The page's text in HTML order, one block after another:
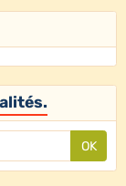
OK